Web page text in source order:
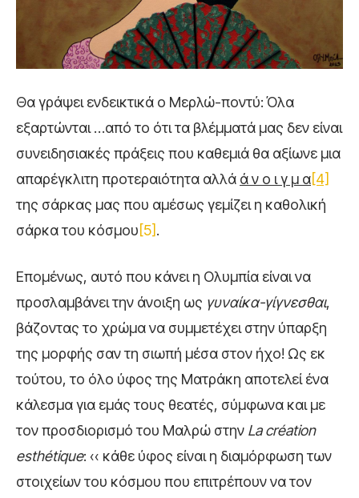
Θα γράψει ενδεικτικά ο Μερλώ-ποντύ: Όλα
εξαρτώνται …από το ότι τα βλέμματά μας δεν είναι
συνειδησιακές πράξεις που καθεμιά θα αξίωνε μια
απαρέγκλιτη προτεραιότητα αλλά ά ν ο ι γ μ α[4]
της σάρκας μας που αμέσως γεμίζει η καθολική
σάρκα του κόσμου[5].
Επομένως, αυτό που κάνει η Ολυμπία είναι να
προσλαμβάνει την άνοιξη ως γυναίκα-γίγνεσθαι,
βάζοντας το χρώμα να συμμετέχει στην ύπαρξη
της μορφής σαν τη σιωπή μέσα στον ήχο! Ως εκ
τούτου, το όλο ύφος της Ματράκη αποτελεί ένα
κάλεσμα για εμάς τους θεατές, σύμφωνα και με
τον προσδιορισμό του Μαλρώ στην La création
esthétique: ‹‹ κάθε ύφος είναι η διαμόρφωση των
στοιχείων του κόσμου που επιτρέπουν να τον